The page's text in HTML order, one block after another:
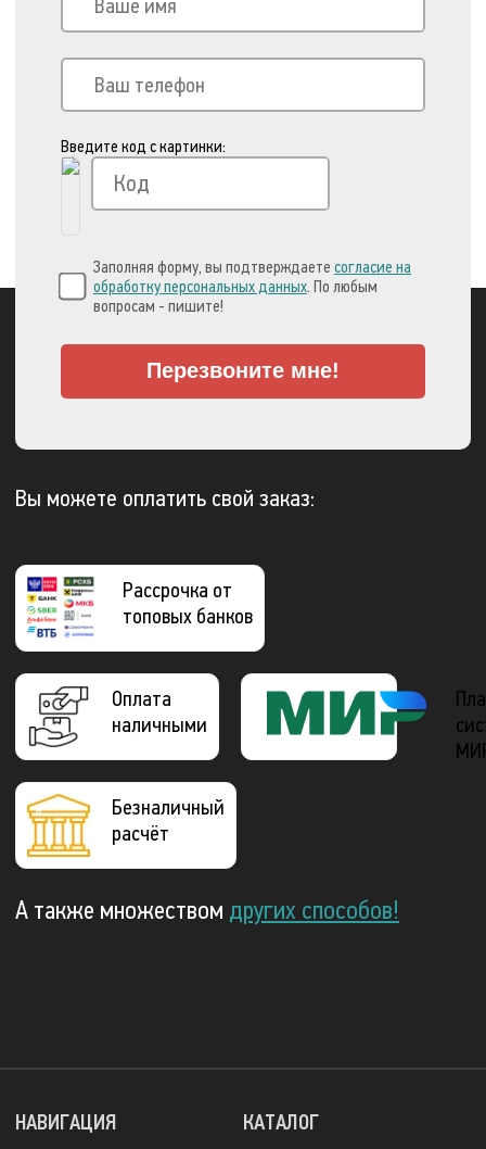
Введите код с картинки:
Заполняя форму, вы подтверждаете согласие на
обработку персональных данных. По любым
вопросам - пишите!
Перезвоните мне!
Вы можете оплатить свой заказ:
Рассрочка от
топовых банков
Оплата
наличными
Безналичный
расчёт
А также множеством других способов!
КАТАЛОГ
НАВИГАЦИЯ